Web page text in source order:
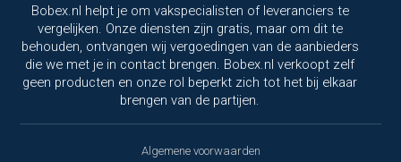
Bobex.nl helpt je om vakspecialisten of leveranciers te
vergelijken. Onze diensten zijn gratis, maar om dit te
behouden, ontvangen wij vergoedingen van de aanbieders
die we met je in contact brengen. Bobex.nl verkoopt zelf
geen producten en onze rol beperkt zich tot het bij elkaar
brengen van de partijen.
Algemene voorwaarden